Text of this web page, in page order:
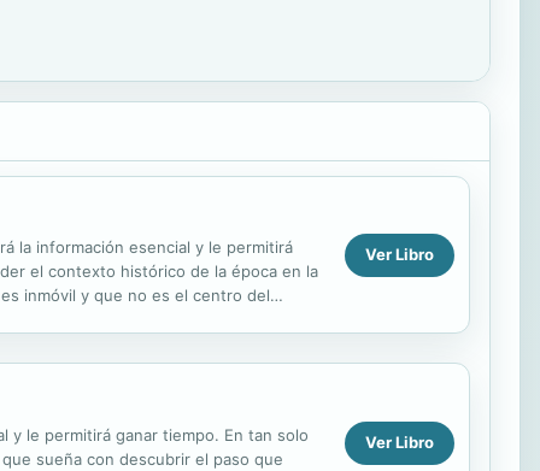
la información esencial y le permitirá
el contexto histórico de la época en la
inmóvil y que no es el centro del
Ver Libro
y le permitirá ganar tiempo. En tan solo
sueña con descubrir el paso que
Ver Libro